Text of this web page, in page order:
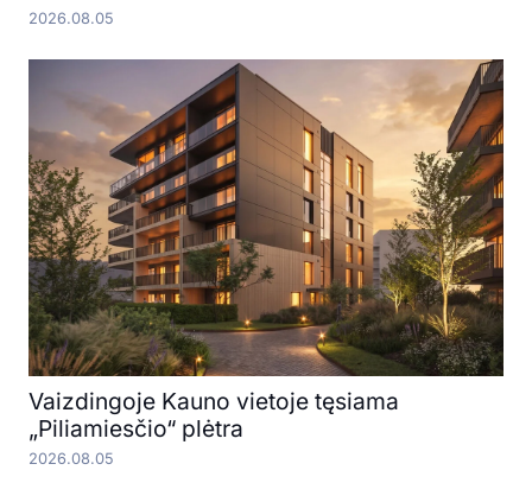
2026.08.05
Vaizdingoje Kauno vietoje tęsiama
„Piliamiesčio“ plėtra
2026.08.05